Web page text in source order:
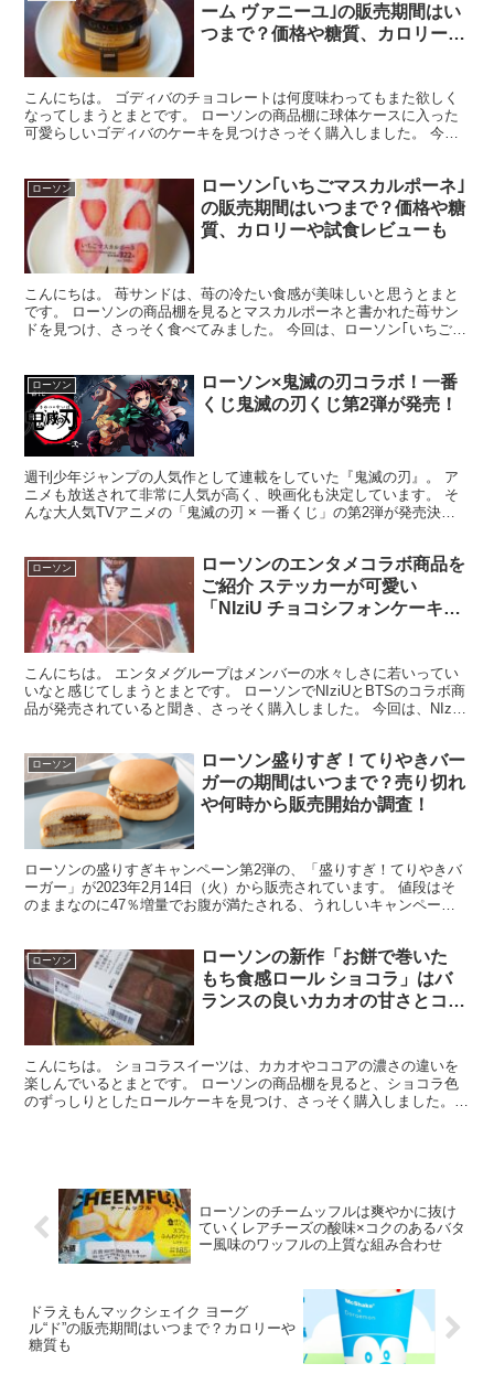
ーム ヴァニーユ｣の販売期間はい
つまで？価格や糖質、カロリーや
こんにちは。 ゴディバのチョコレートは何度味わってもまた欲しく
なってしまうとまとです。 ローソンの商品棚に球体ケースに入った
可愛らしいゴディバのケーキを見つけさっそく購入しました。 今回
ローソン
ローソン｢いちごマスカルポーネ｣
の販売期間はいつまで？価格や糖
質、カロリーや試食レビューも
こんにちは。 苺サンドは、苺の冷たい食感が美味しいと思うとまと
です。 ローソンの商品棚を見るとマスカルポーネと書かれた苺サン
ドを見つけ、さっそく食べてみました。 今回は、ローソン｢いちごマ
ローソン
ローソン×鬼滅の刃コラボ！一番
くじ鬼滅の刃くじ第2弾が発売！
週刊少年ジャンプの人気作として連載をしていた『鬼滅の刃』。 ア
ニメも放送されて非常に人気が高く、映画化も決定しています。 そ
んな大人気TVアニメの「鬼滅の刃 × 一番くじ」の第2弾が発売決定
ローソン
ローソンのエンタメコラボ商品を
ご紹介 ステッカーが可愛い
「NIziU チョコシフォンケーキ」
こんにちは。 エンタメグループはメンバーの水々しさに若いってい
いなと感じてしまうとまとです。 ローソンでNIziUとBTSのコラボ商
品が発売されていると聞き、さっそく購入しました。 今回は、NIziu
ローソン
ローソン盛りすぎ！てりやきバー
ガーの期間はいつまで？売り切れ
や何時から販売開始か調査！
ローソンの盛りすぎキャンペーン第2弾の、「盛りすぎ！てりやきバ
ーガー」が2023年2月14日（火）から販売されています。 値段はそ
のままなのに47％増量でお腹が満たされる、うれしいキャンペーン
ローソン
ローソンの新作「お餅で巻いた
もち食感ロール ショコラ」はバ
ランスの良いカカオの甘さとコク
こんにちは。 ショコラスイーツは、カカオやココアの濃さの違いを
楽しんでいるとまとです。 ローソンの商品棚を見ると、ショコラ色
のずっしりとしたロールケーキを見つけ、さっそく購入しました。
ローソンのチームッフルは爽やかに抜け
ていくレアチーズの酸味×コクのあるバタ
ー風味のワッフルの上質な組み合わせ
ドラえもんマックシェイク ヨーグ
ル“ド”の販売期間はいつまで？カロリーや
糖質も